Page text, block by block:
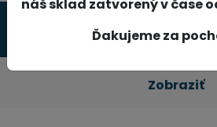
Produkty
Zobraziť
náš sklad zatvorený v čase
Ďakujeme za